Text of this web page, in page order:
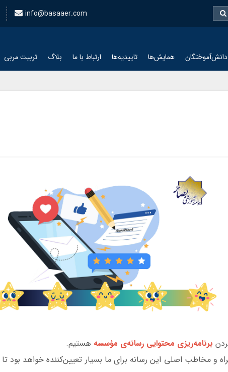
info@basaaer.com
دانش‌آموختگان همایش‌ها تاییدیه‌ها ارتباط با ما بلاگ تربیت مربی
برنامه‌ریزی محتوایی رسانه‌ی مؤسسه هستیم.
و مخاطب اصلی این رسانه برای ما بسیار تعیین‌کننده خواهد بود